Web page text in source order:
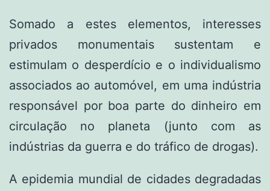
Somado a estes elementos, interesses
privados monumentais sustentam e
estimulam o desperdício e o individualismo
associados ao automóvel, em uma indústria
responsável por boa parte do dinheiro em
circulação no planeta (junto com as
indústrias da guerra e do tráfico de drogas).
A epidemia mundial de cidades degradadas